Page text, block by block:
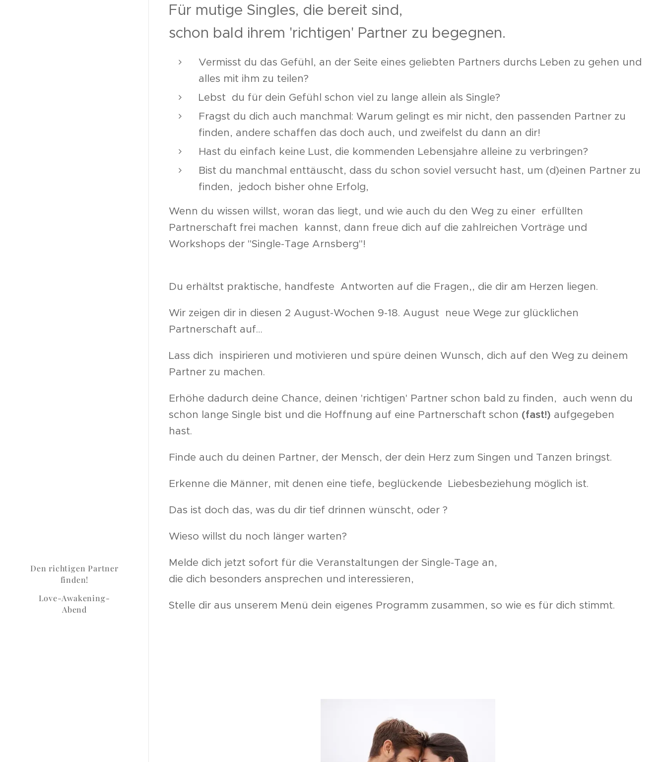
Den richtigen Partner
finden!
Love-Awakening-
Abend
Für mutige Singles, die bereit sind,
schon bald ihrem 'richtigen' Partner zu begegnen.
Vermisst du das Gefühl, an der Seite eines geliebten Partners durchs Leben zu gehen und
alles mit ihm zu teilen?
Lebst du für dein Gefühl schon viel zu lange allein als Single?
Fragst du dich auch manchmal: Warum gelingt es mir nicht, den passenden Partner zu
finden, andere schaffen das doch auch, und zweifelst du dann an dir!
Hast du einfach keine Lust, die kommenden Lebensjahre alleine zu verbringen?
Bist du manchmal enttäuscht, dass du schon soviel versucht hast, um (d)einen Partner zu
finden, jedoch bisher ohne Erfolg,
Wenn du wissen willst, woran das liegt, und wie auch du den Weg zu einer erfüllten
Partnerschaft frei machen kannst, dann freue dich auf die zahlreichen Vorträge und
Workshops der "Single-Tage Arnsberg"!
Du erhältst praktische, handfeste Antworten auf die Fragen,, die dir am Herzen liegen.
Wir zeigen dir in diesen 2 August-Wochen 9-18. August neue Wege zur glücklichen
Partnerschaft auf…
Lass dich inspirieren und motivieren und spüre deinen Wunsch, dich auf den Weg zu deinem
Partner zu machen.
Erhöhe dadurch deine Chance, deinen 'richtigen' Partner schon bald zu finden, auch wenn du
schon lange Single bist und die Hoffnung auf eine Partnerschaft schon (fast!) aufgegeben
hast.
Finde auch du deinen Partner, der Mensch, der dein Herz zum Singen und Tanzen bringst.
Erkenne die Männer, mit denen eine tiefe, beglückende Liebesbeziehung möglich ist.
Das ist doch das, was du dir tief drinnen wünscht, oder ?
Wieso willst du noch länger warten?
Melde dich jetzt sofort für die Veranstaltungen der Single-Tage an,
die dich besonders ansprechen und interessieren,
Stelle dir aus unserem Menü dein eigenes Programm zusammen, so wie es für dich stimmt.